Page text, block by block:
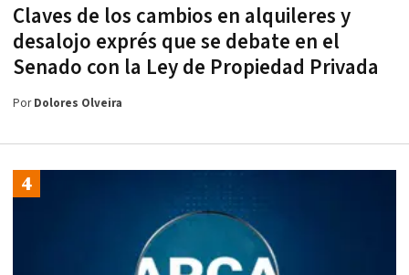
Claves de los cambios en alquileres y
desalojo exprés que se debate en el
Senado con la Ley de Propiedad Privada
PorDolores Olveira